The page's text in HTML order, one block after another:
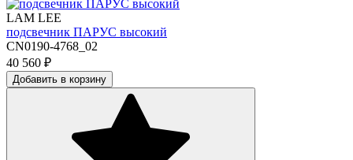
LAM LEE
подсвечник ПАРУС высокий
CN0190-4768_02
40 560 ₽
Добавить в корзину